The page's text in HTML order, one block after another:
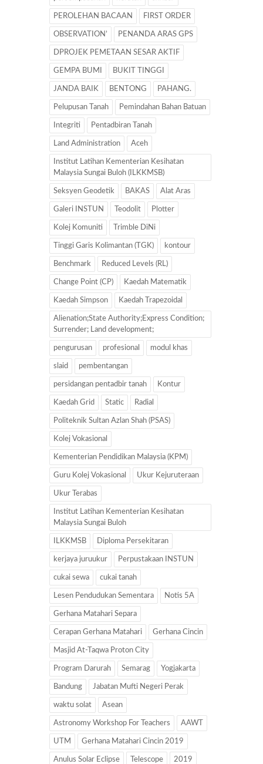
PEROLEHAN BACAAN FIRST ORDER
OBSERVATION’ PENANDA ARAS GPS
DPROJEK PEMETAAN SESAR AKTIF
GEMPA BUMI BUKIT TINGGI
JANDA BAIK BENTONG PAHANG.
Pelupusan Tanah Pemindahan Bahan Batuan
Integriti Pentadbiran Tanah
Land Administration Aceh
Institut Latihan Kementerian Kesihatan
Malaysia Sungai Buloh (ILKKMSB)
Seksyen Geodetik BAKAS Alat Aras
Galeri INSTUN Teodolit Plotter
Kolej Komuniti Trimble DiNi
Tinggi Garis Kolimantan (TGK) kontour
Benchmark Reduced Levels (RL)
Change Point (CP) Kaedah Matematik
Kaedah Simpson Kaedah Trapezoidal
Alienation;State Authority;Express Condition;
Surrender; Land development;
pengurusan profesional modul khas
slaid pembentangan
persidangan pentadbir tanah Kontur
Kaedah Grid Static Radial
Politeknik Sultan Azlan Shah (PSAS)
Kolej Vokasional
Kementerian Pendidikan Malaysia (KPM)
Guru Kolej Vokasional Ukur Kejuruteraan
Ukur Terabas
Institut Latihan Kementerian Kesihatan
Malaysia Sungai Buloh
ILKKMSB Diploma Persekitaran
kerjaya juruukur Perpustakaan INSTUN
cukai sewa cukai tanah
Lesen Pendudukan Sementara Notis 5A
Gerhana Matahari Separa
Cerapan Gerhana Matahari Gerhana Cincin
Masjid At-Taqwa Proton City
Program Darurah Semarag Yogjakarta
Bandung Jabatan Mufti Negeri Perak
waktu solat Asean
Astronomy Workshop For Teachers AAWT
UTM Gerhana Matahari Cincin 2019
Anulus Solar Eclipse Telescope 2019